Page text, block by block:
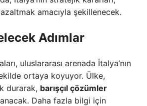
amacıyla şekillenecek.
Adımlar
uluslararası arenada İtalya’nın
ortaya koyuyor. Ülke,
durarak, barışçıl çözümler
Daha fazla bilgi için